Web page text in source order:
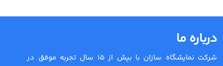
درباره ما
شرکت نمایشگاه سازان با بیش از 15 سال تجربه موفق در